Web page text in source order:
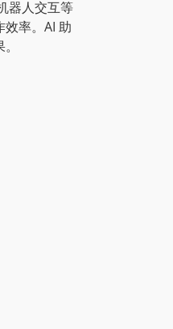
器人交互等
率。AI 助